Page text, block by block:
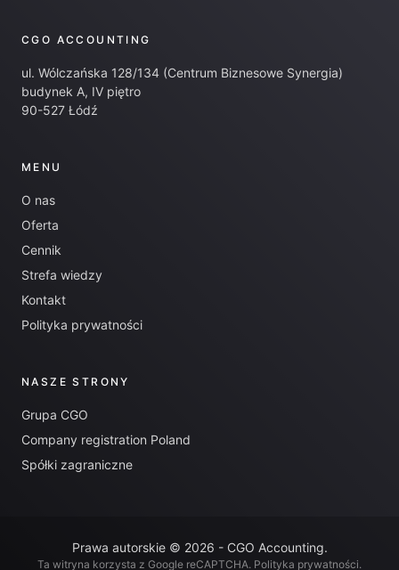
CGO ACCOUNTING
ul. Wólczańska 128/134 (Centrum Biznesowe Synergia)
budynek A, IV piętro
90-527 Łódź
MENU
O nas
Oferta
Cennik
Strefa wiedzy
Kontakt
Polityka prywatności
NASZE STRONY
Grupa CGO
Company registration Poland
Spółki zagraniczne
Prawa autorskie © 2026 - CGO Accounting.
Ta witryna korzysta z Google reCAPTCHA. Polityka prywatności.